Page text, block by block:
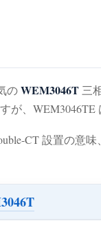
のWEM3046T三
が、WEM3046TE
CT 設置の意